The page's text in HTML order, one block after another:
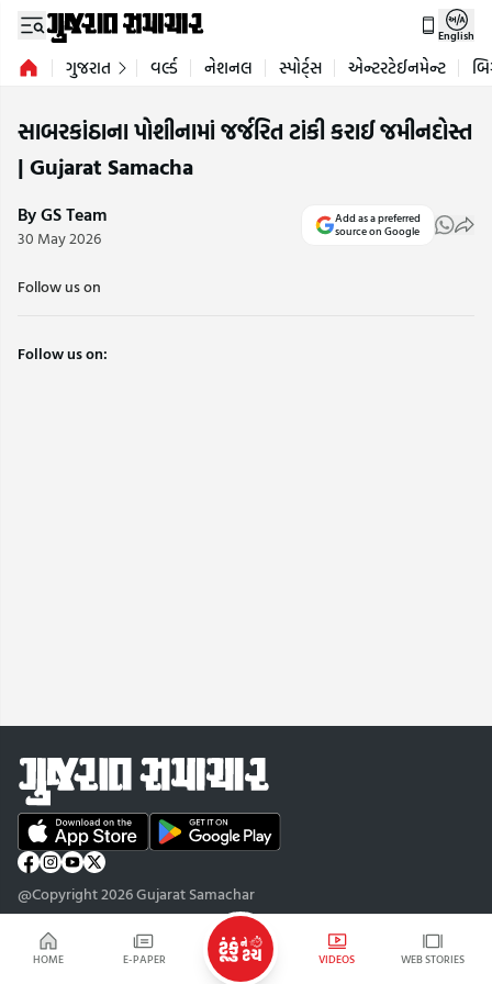
HOME E-PAPER VIDEOS WEB STORIES
English
ગુજરાત વર્લ્ડ નેશનલ સ્પોર્ટ્સ એન્ટરટેઈનમેન્ટ
સાબરકાંઠાના પોશીનામાં જર્જરિત ટાંકી કરાઈ જમીનદોસ્ત
| Gujarat Samacha
By GS Team
30 May 2026
Add as a preferred
source on Google
Follow us on
Follow us on:
@Copyright 2026 Gujarat Samachar